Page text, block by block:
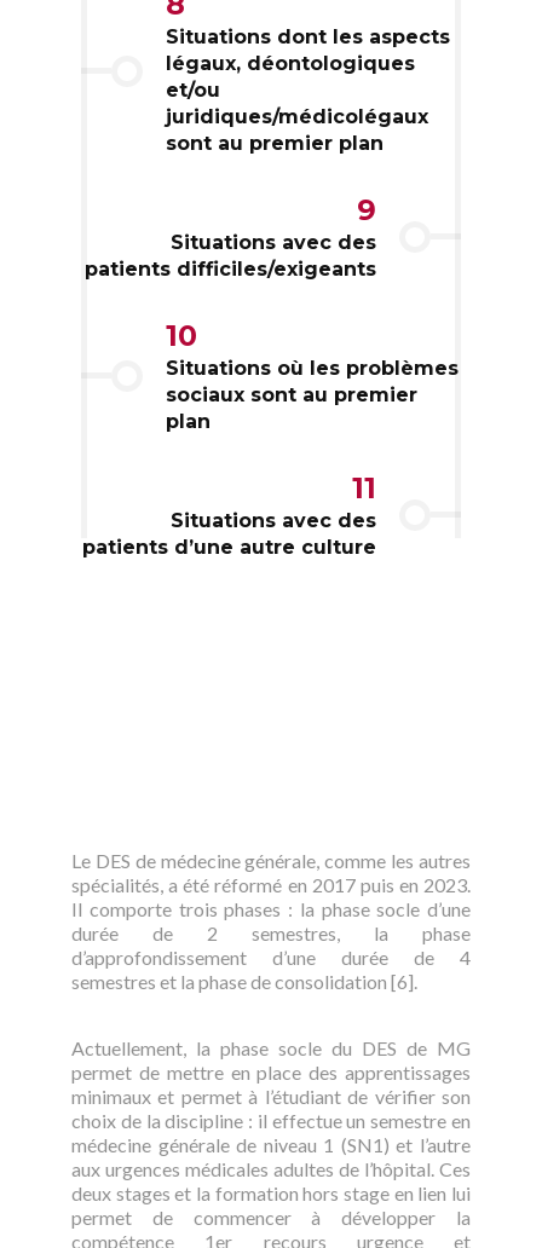
Situations dont les aspects
légaux, déontologiques
et/ou
juridiques/médicolégaux
sont au premier plan
9
Situations avec des
patients difficiles/exigeants
10
Situations où les problèmes
sociaux sont au premier
plan
11
Situations avec des
patients d’une autre culture
Le DES de médecine générale, comme les autres
spécialités, a été réformé en 2017 puis en 2023.
Il comporte trois phases : la phase socle d’une
durée de 2 semestres, la phase
d’approfondissement d’une durée de 4
semestres et la phase de consolidation [6].
Actuellement, la phase socle du DES de MG
permet de mettre en place des apprentissages
minimaux et permet à l’étudiant de vérifier son
choix de la discipline : il effectue un semestre en
médecine générale de niveau 1 (SN1) et l’autre
aux urgences médicales adultes de l’hôpital. Ces
deux stages et la formation hors stage en lien lui
permet de commencer à développer la
compétence 1er recours urgence et